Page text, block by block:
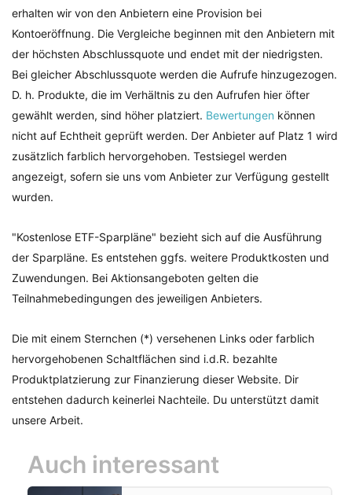
erhalten wir von den Anbietern eine Provision bei
Kontoeröffnung. Die Vergleiche beginnen mit den Anbietern mit
der höchsten Abschlussquote und endet mit der niedrigsten.
Bei gleicher Abschlussquote werden die Aufrufe hinzugezogen.
D. h. Produkte, die im Verhältnis zu den Aufrufen hier öfter
gewählt werden, sind höher platziert. Bewertungen können
nicht auf Echtheit geprüft werden. Der Anbieter auf Platz 1 wird
zusätzlich farblich hervorgehoben. Testsiegel werden
angezeigt, sofern sie uns vom Anbieter zur Verfügung gestellt
wurden.
"Kostenlose ETF-Sparpläne" bezieht sich auf die Ausführung
der Sparpläne. Es entstehen ggfs. weitere Produktkosten und
Zuwendungen. Bei Aktionsangeboten gelten die
Teilnahmebedingungen des jeweiligen Anbieters.
Die mit einem Sternchen (*) versehenen Links oder farblich
hervorgehobenen Schaltflächen sind i.d.R. bezahlte
Produktplatzierung zur Finanzierung dieser Website. Dir
entstehen dadurch keinerlei Nachteile. Du unterstützt damit
unsere Arbeit.
Auch interessant